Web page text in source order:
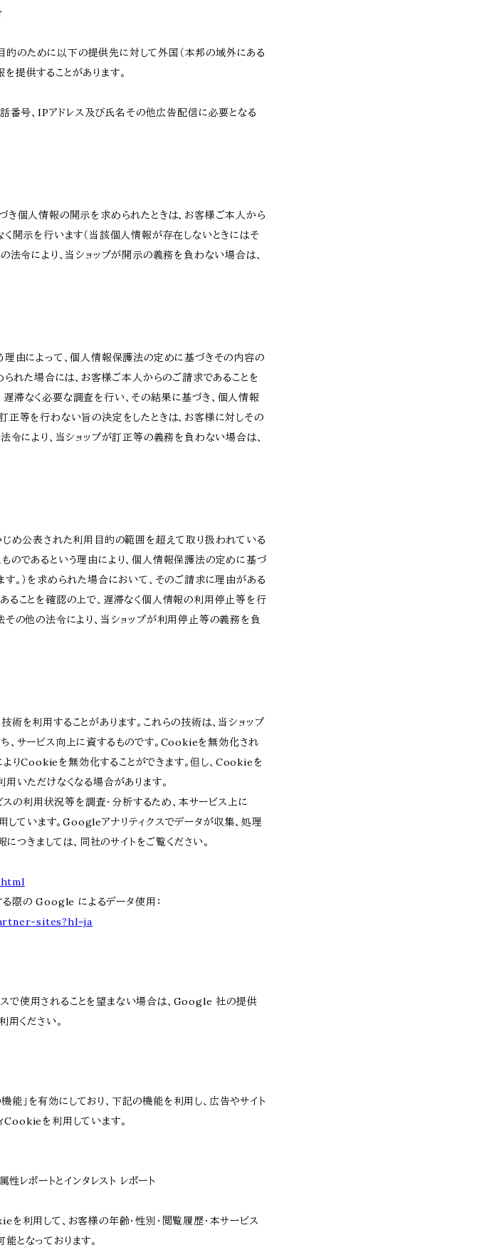
のために以下の提供先に対して外国（本邦の域外にある
提供することがあります。
番号、IPアドレス及び氏名その他広告配信に必要となる
き個人情報の開示を求められたときは、お客様ご本人から
開示を行います（当該個人情報が存在しないときにはそ
法令により、当ショップが開示の義務を負わない場合は、
理由によって、個人情報保護法の定めに基づきその内容の
られた場合には、お客様ご本人からのご請求であることを
滞なく必要な調査を行い、その結果に基づき、個人情報
正等を行わない旨の決定をしたときは、お客様に対しその
令により、当ショップが訂正等の義務を負わない場合は、
じめ公表された利用目的の範囲を超えて取り扱われている
のであるという理由により、個人情報保護法の定めに基づ
。）を求められた場合において、そのご請求に理由がある
ることを確認の上で、遅滞なく個人情報の利用停止等を行
の他の法令により、当ショップが利用停止等の義務を負
術を利用することがあります。これらの技術は、当ショップ
、サービス向上に資するものです。Cookieを無効化され
りCookieを無効化することができます。但し、Cookieを
いただけなくなる場合があります。
スの利用状況等を調査・分析するため、本サービス上に
います。Googleアナリティクスでデータが収集、処理
きましては、同社のサイトをご覧ください。
際の Google によるデータ使用：
sites?hl=ja
で使用されることを望まない場合は、Google 社の提供
用ください。
」を有効にしており、下記の機能を利用し、広告やサイト
を利用しています。
ポートとインタレスト レポート
利用して、お客様の年齢・性別・閲覧履歴・本サービス
となっております。